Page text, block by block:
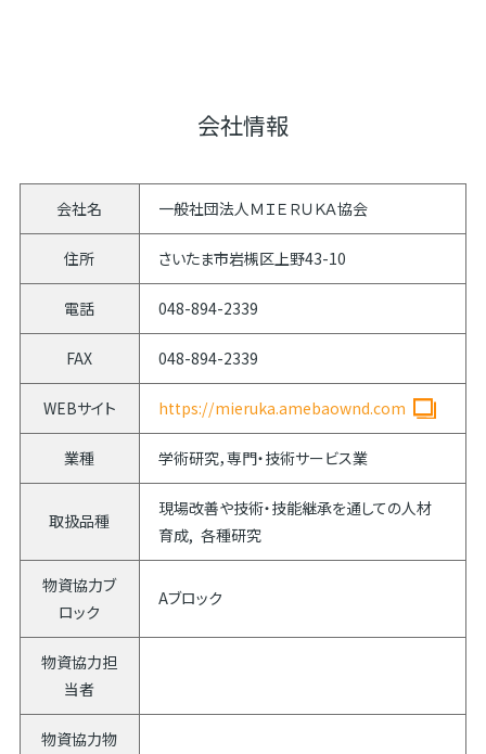
会社情報
会社名 一般社団法人ＭＩＥＲＵＫＡ協会
住所 さいたま市岩槻区上野43-10
電話 048-894-2339
FAX 048-894-2339
WEBサイト https://mieruka.amebaownd.com
業種 学術研究，専門・技術サービス業
取扱品種
現場改善や技術・技能継承を通しての人材
育成 各種研究
物資協力ブ
ロック
Aブロック
物資協力担
当者
物資協力物